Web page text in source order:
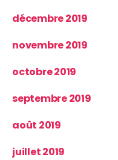
décembre 2019
novembre 2019
octobre 2019
septembre 2019
août 2019
juillet 2019